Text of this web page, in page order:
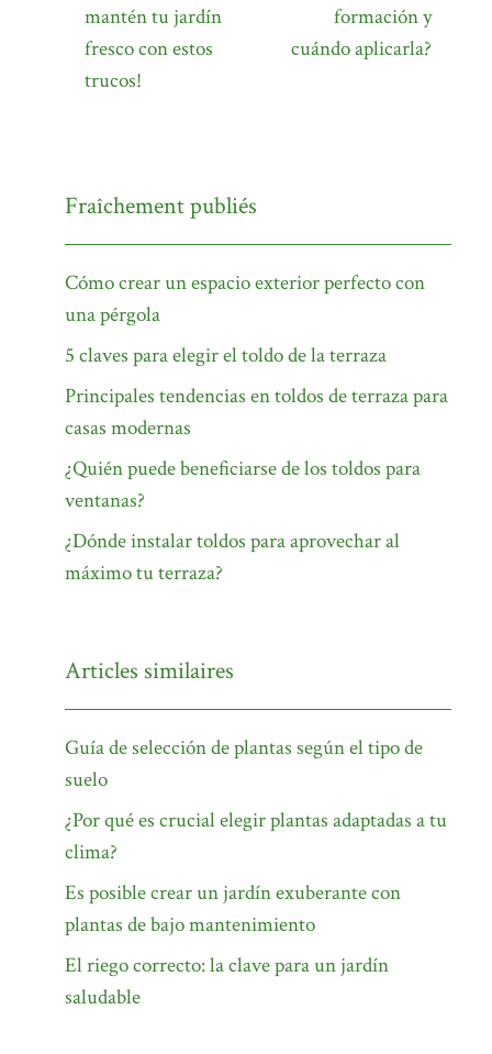
mantén tu jardín
fresco con estos
trucos!
formación y
cuándo aplicarla?
Fraîchement publiés
Cómo crear un espacio exterior perfecto con
una pérgola
5 claves para elegir el toldo de la terraza
Principales tendencias en toldos de terraza para
casas modernas
¿Quién puede beneficiarse de los toldos para
ventanas?
¿Dónde instalar toldos para aprovechar al
máximo tu terraza?
Articles similaires
Guía de selección de plantas según el tipo de
suelo
¿Por qué es crucial elegir plantas adaptadas a tu
clima?
Es posible crear un jardín exuberante con
plantas de bajo mantenimiento
El riego correcto: la clave para un jardín
saludable